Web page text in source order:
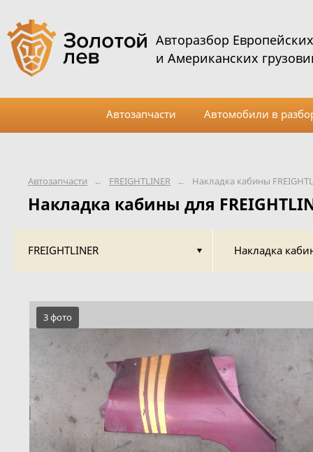
Автозапчасти ← FREIGHTLINER ← Накладка кабины
Накладка кабины для
FREIGHTLINER Накладка
3 фото
Авторазбор Европейских
и Американских
Автозапчасти Автомобили в